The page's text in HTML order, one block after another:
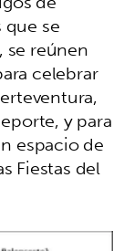
se
se reúnen
celebrar
y para
espacio de
Fiestas del